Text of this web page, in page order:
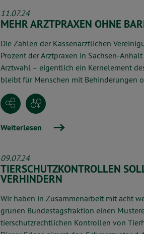
11.07.24
MEHR ARZTPRAXEN OHNE
Die Zahlen der Kassenärztlichen
Prozent der Arztpraxen in Sachsen-
Arztwahl – eigentlich ein Kernelement
bleibt für Menschen mit Behinderungen
Weiterlesen
09.07.24
TIERSCHUTZKONTROLLEN
VERHINDERN
Wir haben in Zusammenarbeit mit acht
grünen Bundestagsfraktion einen
tierschutzrechtlichen Kontrollen von